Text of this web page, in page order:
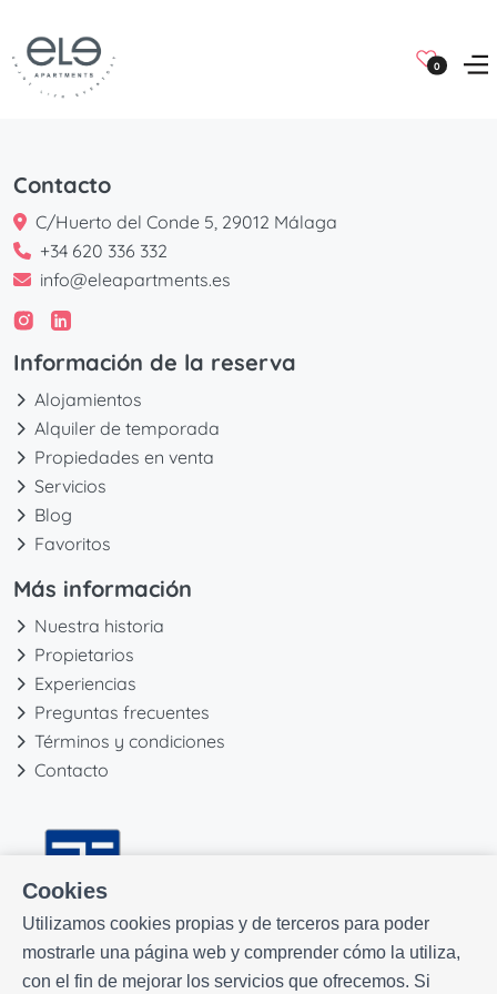
0
Cookies
Utilizamos cookies propias y de terceros para poder
mostrarle una página web y comprender cómo la utiliza,
con el fin de mejorar los servicios que ofrecemos. Si
Contacto
C/Huerto del Conde 5, 29012 Málaga
+34 620 336 332
info@eleapartments.es
Información de la reserva
Alojamientos
Alquiler de temporada
Propiedades en venta
Servicios
Blog
Favoritos
Más información
Nuestra historia
Propietarios
Experiencias
Preguntas frecuentes
Términos y condiciones
Contacto